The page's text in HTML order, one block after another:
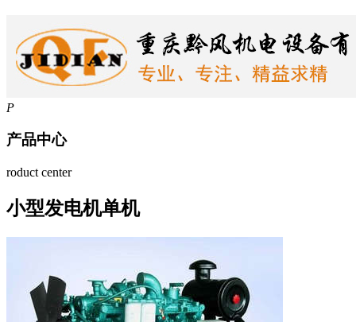
P
产品中心
roduct center
小型发电机单机